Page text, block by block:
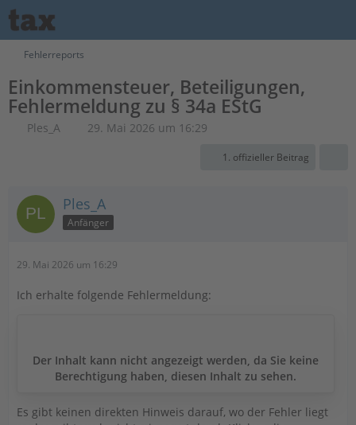
Fehlerreports
Einkommensteuer, Beteiligungen,
Fehlermeldung zu § 34a EStG
Ples_A 29. Mai 2026 um 16:29
1. offizieller Beitrag
Ples_A
Anfänger
29. Mai 2026 um 16:29
Ich erhalte folgende Fehlermeldung:
Der Inhalt kann nicht angezeigt werden, da Sie keine
Berechtigung haben, diesen Inhalt zu sehen.
Es gibt keinen direkten Hinweis darauf, wo der Fehler liegt